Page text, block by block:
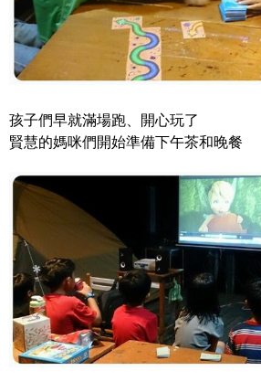
孩子們早就滿場跑、開心玩了
賢慧的媽咪們開始準備下午茶和晚餐